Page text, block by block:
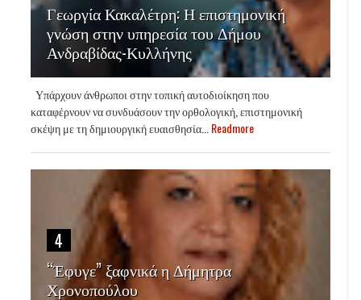
Γεωργία Κακαλέτρη: Η επιστημονική
γνώση στην υπηρεσία του Δήμου
Ανδραβίδας-Κυλλήνης
Υπάρχουν άνθρωποι στην τοπική αυτοδιοίκηση που
καταφέρνουν να συνδυάσουν την ορθολογική, επιστημονική
σκέψη με τη δημιουργική ευαισθησία... Readmore
4
“Έφυγε” ξαφνικά η Δήμητρα
Χρονοπούλου